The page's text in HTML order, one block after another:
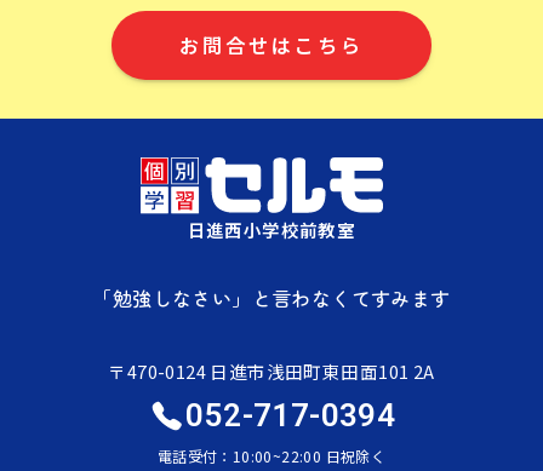
お問合せはこちら
日進西小学校前教室
「勉強しなさい」と言わなくてすみます
〒470-0124 日進市浅田町東田面101 2A
052-717-0394
電話受付：10:00~22:00 日祝除く